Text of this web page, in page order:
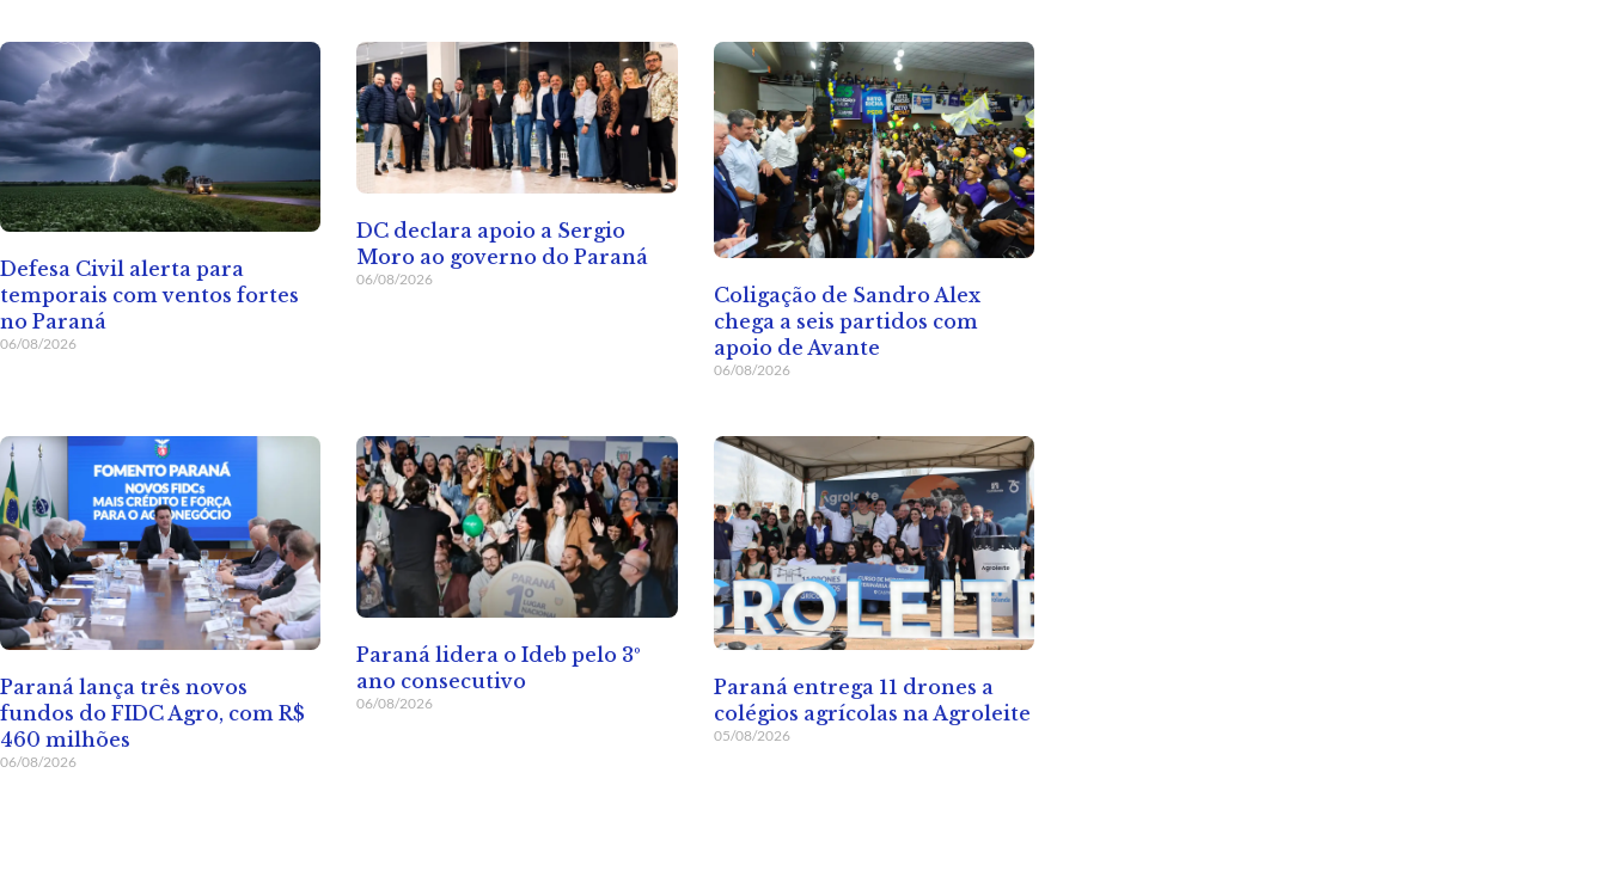
Defesa Civil alerta para
temporais com ventos fortes
no Paraná
06/08/2026
DC declara apoio a Sergio
Moro ao governo do Paraná
06/08/2026
Coligação de Sandro Alex
chega a seis partidos com
apoio de Avante
06/08/2026
Paraná lança três novos
fundos do FIDC Agro, com R$
460 milhões
06/08/2026
Paraná lidera o Ideb pelo 3º
ano consecutivo
06/08/2026
Paraná entrega 11 drones a
colégios agrícolas na Agroleite
05/08/2026